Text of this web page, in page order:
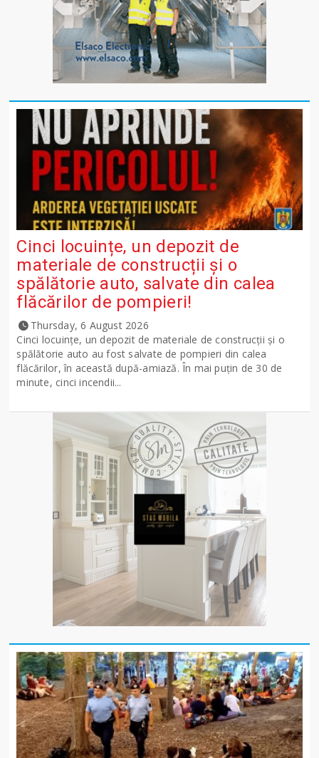
Cinci locuințe, un depozit de
materiale de construcții și o
spălătorie auto, salvate din calea
flăcărilor de pompieri!
Thursday, 6 August 2026
Cinci locuințe, un depozit de materiale de construcții și o
spălătorie auto au fost salvate de pompieri din calea
flăcărilor, în această după-amiază. În mai puțin de 30 de
minute, cinci incendii...